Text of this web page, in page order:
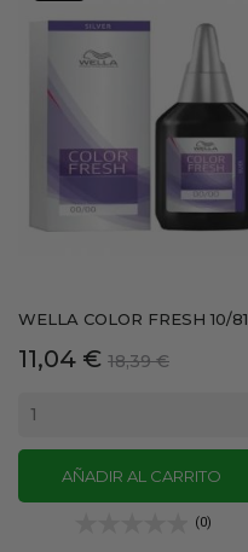
WELLA COLOR FRESH 10/81
Precio
11,04 € Precio
18,39 €
AÑADIR AL CARRITO
(0)